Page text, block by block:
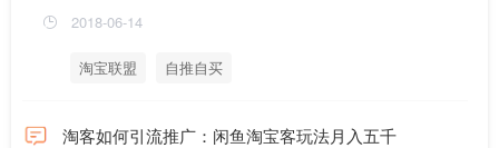
2018-06-14
淘宝联盟 自推自买
淘客如何引流推广：闲鱼淘宝客玩法月入五千